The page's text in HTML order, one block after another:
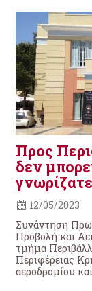
Προς
δεν
γνωρίζατε
12/05/2023
Συνάντηση
Προβολή και
τμήμα
Περιφέρειας
αεροδρομίου